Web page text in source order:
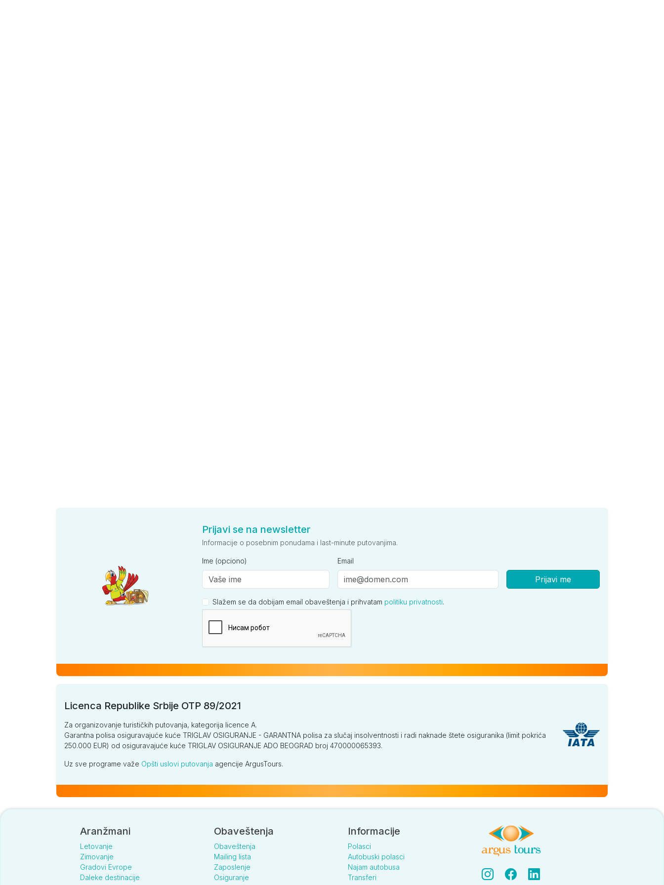
Prijavi se na newsletter
Informacije o posebnim ponudama i last-minute putovanjima.
Ime (opciono) Email
Prijavi me
Slažem se da dobijam email obaveštenja i prihvatam politiku privatnosti.
Licenca Republike Srbije OTP 89/2021
Za organizovanje turističkih putovanja, kategorija licence A.
Garantna polisa osiguravajuće kuće TRIGLAV OSIGURANJE - GARANTNA polisa za slučaj insolventnosti i radi naknade štete osiguranika (limit pokrića
250.000 EUR) od osiguravajuće kuće TRIGLAV OSIGURANJE ADO BEOGRAD broj 470000065393.
Uz sve programe važe Opšti uslovi putovanja agencije ArgusTours.
Aranžmani
Letovanje
Zimovanje
Gradovi Evrope
Daleke destinacije
Obaveštenja
Obaveštenja
Mailing lista
Zaposlenje
Osiguranje
Informacije
Polasci
Autobuski polasci
Najam autobusa
Transferi